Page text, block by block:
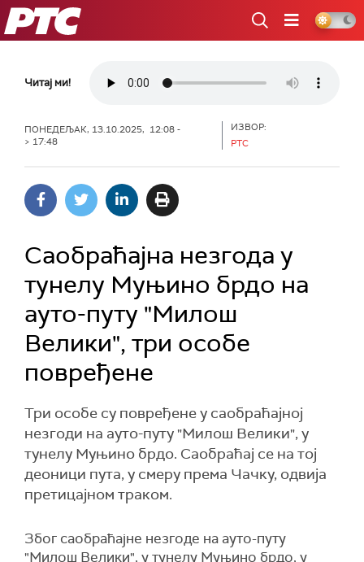
РТС
Читај ми!
ПОНЕДЕЉАК, 13.10.2025, 12:08 -
> 17:48
ИЗВОР:
РТС
Саобраћајна незгода у
тунелу Муњино брдо на
ауто-путу "Милош
Велики", три особе
повређене
Три особе су повређене у саобраћајној
незгоди на ауто-путу "Милош Велики", у
тунелу Муњино брдо. Саобраћај се на тој
деоници пута, у смеру према Чачку, одвија
претицајном траком.
Због саобраћајне незгоде на ауто-путу
"Милош Велики", у тунелу Муњино брдо, у